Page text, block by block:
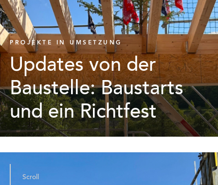
PROJEKTE IN UMSETZUNG
Updates von der
Baustelle: Baustarts
und ein Richtfest
Scroll